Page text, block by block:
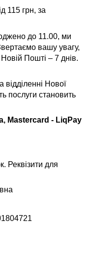
115 грн, за
до 11.00, ми
вашу увагу,
Пошті – 7 днів.
Нової
послуги становить
Mastercard - LiqPay
Реквізити для